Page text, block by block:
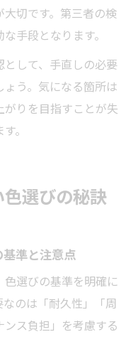
切です。第三者の検
手段となります。
して、手直しの必要
う。気になる箇所は
りを目指すことが失
。
選びの秘訣
準と注意点
選びの基準を明確に
のは「耐久性」「周
ス負担」を考慮する